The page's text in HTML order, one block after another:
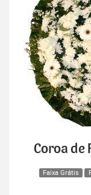
Coroa de
Faixa Grátis